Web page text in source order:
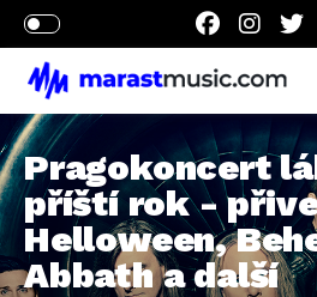
Pragokoncert
příští rok -
Helloween,
Abbath a další